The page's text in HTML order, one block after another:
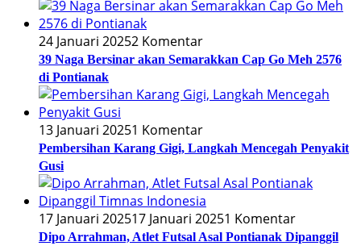
24 Januari 20252 Komentar
39 Naga Bersinar akan Semarakkan Cap Go Meh 2576
di Pontianak
13 Januari 20251 Komentar
Pembersihan Karang Gigi, Langkah Mencegah Penyakit
Gusi
17 Januari 202517 Januari 20251 Komentar
Dipo Arrahman, Atlet Futsal Asal Pontianak Dipanggil